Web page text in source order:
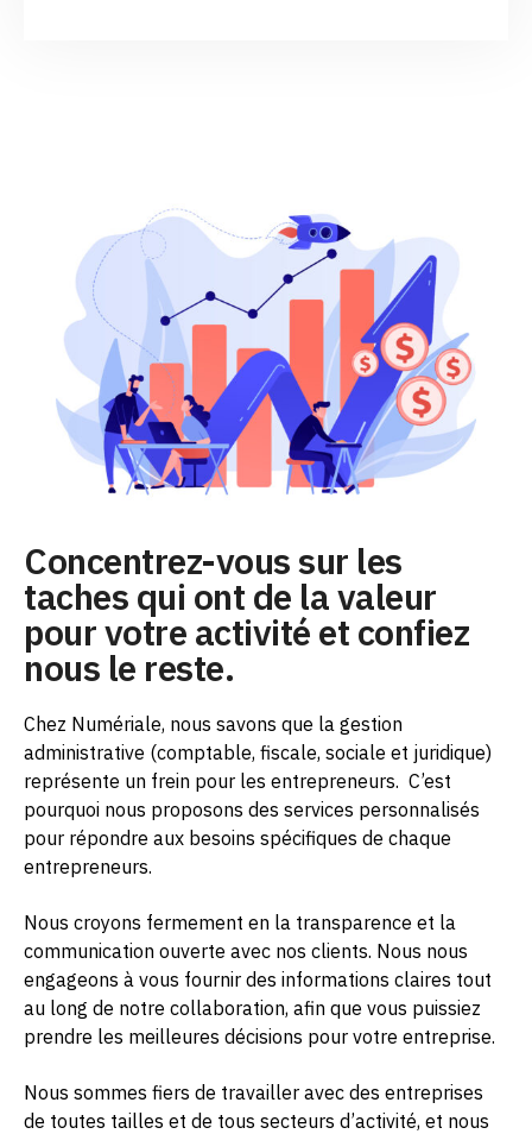
Concentrez-vous sur les
taches qui ont de la valeur
pour votre activité et confiez
nous le reste.
Chez Numériale, nous savons que la gestion
administrative (comptable, fiscale, sociale et juridique)
représente un frein pour les entrepreneurs. C’est
pourquoi nous proposons des services personnalisés
pour répondre aux besoins spécifiques de chaque
entrepreneurs.
Nous croyons fermement en la transparence et la
communication ouverte avec nos clients. Nous nous
engageons à vous fournir des informations claires tout
au long de notre collaboration, afin que vous puissiez
prendre les meilleures décisions pour votre entreprise.
Nous sommes fiers de travailler avec des entreprises
de toutes tailles et de tous secteurs d’activité, et nous